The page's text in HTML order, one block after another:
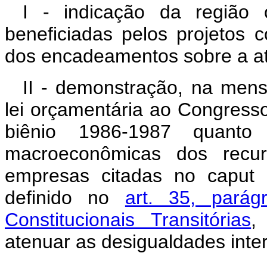
I - indicação da região
beneficiadas pelos projetos
dos encadeamentos sobre a
II - demonstração, na
lei orçamentária ao
biênio 1986-1987
macroeconômicas dos
empresas citadas no
definido no art. 35,
Constitucionais Transitórias,
atenuar as desigualdades